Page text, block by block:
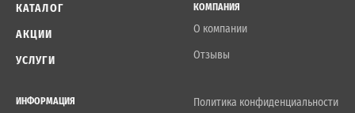
КАТАЛОГ
АКЦИИ
УСЛУГИ
КОМПАНИЯ
О компании
Отзывы
ИНФОРМАЦИЯ
Политика конфиденциальности